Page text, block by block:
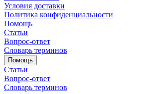
Условия доставки
Политика конфиденциальности
Помощь
Статьи
Вопрос-ответ
Словарь терминов
Помощь
Статьи
Вопрос-ответ
Словарь терминов